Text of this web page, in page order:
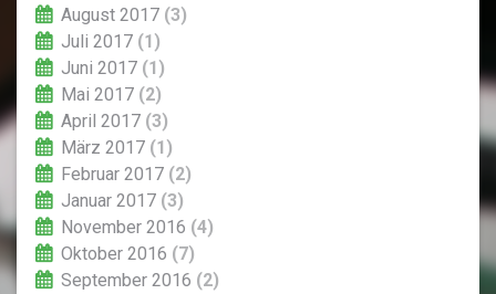
August 2017 (3)
Juli 2017 (1)
Juni 2017 (1)
Mai 2017 (2)
April 2017 (3)
März 2017 (1)
Februar 2017 (2)
Januar 2017 (3)
November 2016 (4)
Oktober 2016 (7)
September 2016 (2)